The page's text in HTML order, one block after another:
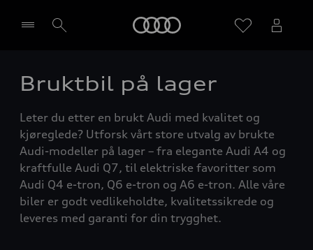
Velg forhandler
Bruktbil på lager
Leter du etter en brukt Audi med kvalitet og
kjøreglede? Utforsk vårt store utvalg av brukte
Audi-modeller på lager – fra elegante Audi A4 og
kraftfulle Audi Q7, til elektriske favoritter som
Audi Q4 e-tron, Q6 e-tron og A6 e-tron. Alle våre
biler er godt vedlikeholdte, kvalitetssikrede og
leveres med garanti for din trygghet.